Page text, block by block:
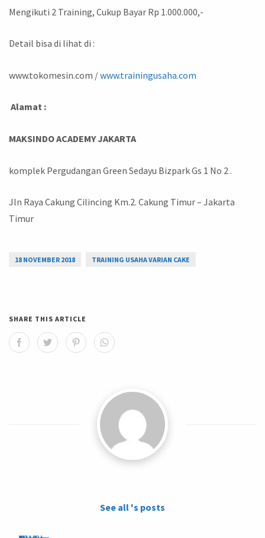
Mengikuti 2 Training, Cukup Bayar Rp 1.000.000,-
Detail bisa di lihat di :
www.tokomesin.com /www.trainingusaha.com
Alamat :
MAKSINDO ACADEMY JAKARTA
komplek Pergudangan Green Sedayu Bizpark Gs 1 No 2 .
Jln Raya Cakung Cilincing Km.2. Cakung Timur – Jakarta
Timur
18 NOVEMBER 2018 TRAINING USAHA VARIAN CAKE
SHARE THIS ARTICLE
See all 's posts